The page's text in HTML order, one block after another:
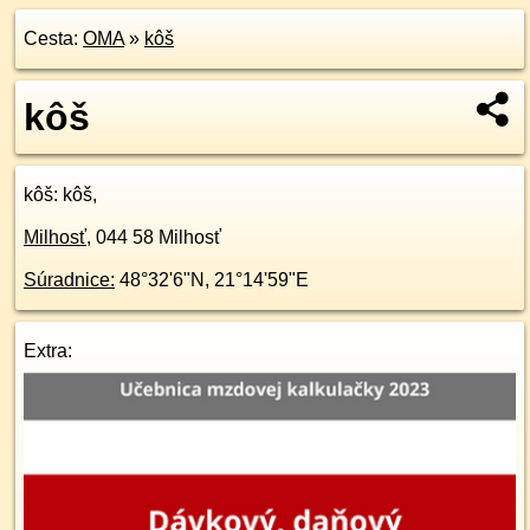
Cesta: OMA» kôš
kôš
kôš: kôš,
Milhosť, 044 58 Milhosť
Súradnice: 48°32'6"N , 21°14'59"E
Extra: